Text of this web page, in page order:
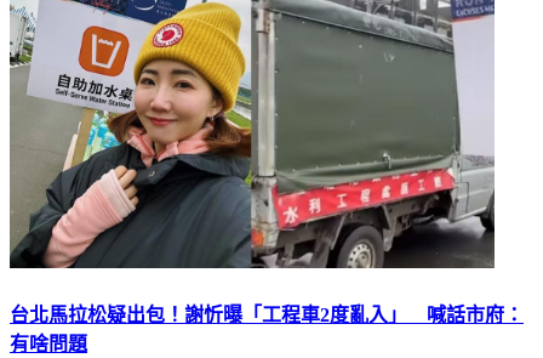
台北馬拉松疑出包！謝忻曝「工程車2度亂入」 喊話市府：
有啥問題